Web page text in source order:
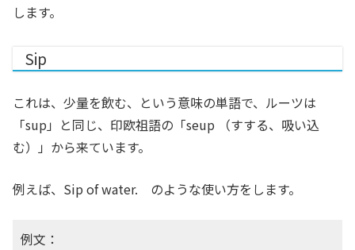
します。
Sip
これは、少量を飲む、という意味の単語で、ルーツは
「sup」と同じ、印欧祖語の「seup （すする、吸い込
む）」から来ています。
例えば、 Sip of water. のような使い方をします。
例文：